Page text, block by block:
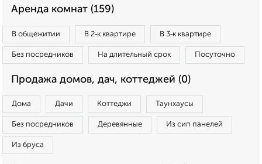
Аренда комнат (159)
В общежитии В 2‑к квартире В 3‑к квартире
Без посредников На длительный срок Посуточно
Продажа домов, дач, коттеджей (0)
Дома Дачи Коттеджи Таунхаусы
Без посредников Деревянные Из сип панелей
Из бруса